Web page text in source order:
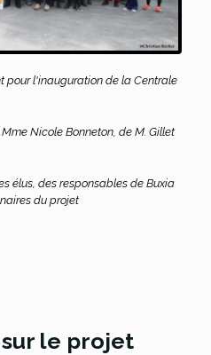
pour l'inauguration de la Centrale
Nicole Bonneton, de M. Gillet
élus, des responsables de Buxia
du projet
le projet